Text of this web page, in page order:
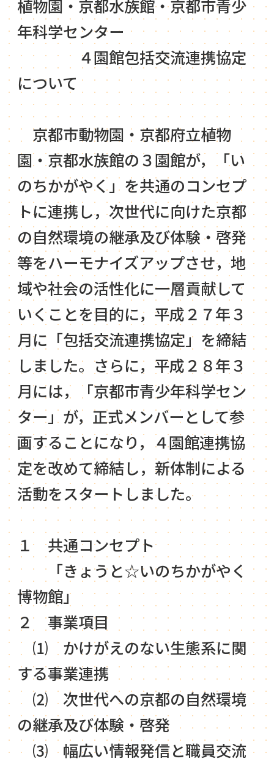
植物園・京都水族館・京都市青少
年科学センター
４園館包括交流連携協定
について
京都市動物園・京都府立植物
園・京都水族館の３園館が，「い
のちかがやく」を共通のコンセプ
トに連携し，次世代に向けた京都
の自然環境の継承及び体験・啓発
等をハーモナイズアップさせ，地
域や社会の活性化に一層貢献して
いくことを目的に，平成２７年３
月に「包括交流連携協定」を締結
しました。さらに，平成２８年３
月には，「京都市青少年科学セン
ター」が，正式メンバーとして参
画することになり，４園館連携協
定を改めて締結し，新体制による
活動をスタートしました。
１ 共通コンセプト
「きょうと☆いのちかがやく
博物館」
２ 事業項目
⑴ かけがえのない生態系に関
する事業連携
⑵ 次世代への京都の自然環境
の継承及び体験・啓発
⑶ 幅広い情報発信と職員交流